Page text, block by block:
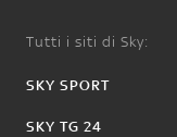
Tutti i siti di Sky:
SKY SPORT
SKY TG 24